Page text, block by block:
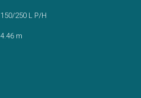
150/250 L P/H
4.46 m